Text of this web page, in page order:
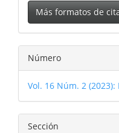
Más formatos de
Número
Vol. 16 Núm. 2
Sección